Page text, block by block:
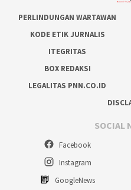
PERLINDUNGAN WARTAWAN
KODE ETIK JURNALIS
ITEGRITAS
BOX REDAKSI
LEGALITAS PNN.CO.ID
SOCIAL
Facebook
Instagram
GoogleNews